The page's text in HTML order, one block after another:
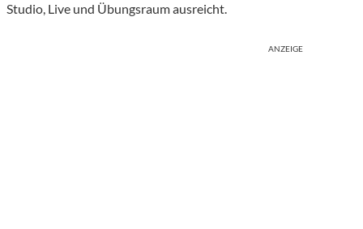
Studio, Live und Übungsraum ausreicht.
ANZEIGE